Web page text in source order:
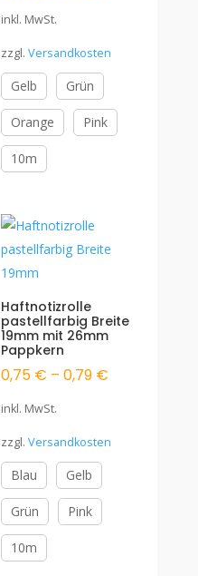
inkl. MwSt.
zzgl.Versandkosten
Gelb Grün
Orange Pink
10m
Haftnotizrolle
pastellfarbig Breite
19mm mit 26mm
Pappkern
0,75 € –0,79 €
inkl. MwSt.
zzgl.Versandkosten
Blau Gelb
Grün Pink
10m